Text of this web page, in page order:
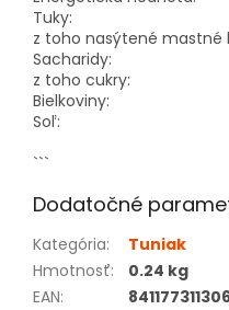
Tuky:
z toho nasýtené mastné
Sacharidy:
z toho cukry:
Bielkoviny:
Soľ:
```
Dodatočné
Kategória:
Tuniak
Hmotnosť:
0.24 kg
EAN: